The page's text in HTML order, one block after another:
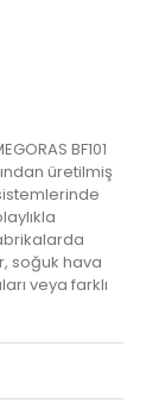
BF101
üretilmiş
soğuk hava
veya farklı